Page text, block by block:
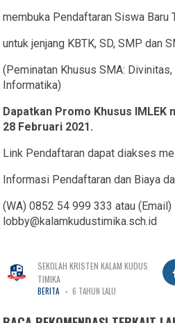
membuka Pendaftaran Siswa Baru
untuk jenjang KBTK, SD, SMP dan
(Peminatan Khusus SMA:
Informatika)
Dapatkan Promo Khusus IMLEK
28 Februari 2021.
Link Pendaftaran dapat diakses
Informasi Pendaftaran dan Biaya
(WA) 0852 54 999 333 atau (Email)
lobby@kalamkudustimika.sch.id
SEKOLAH KRISTEN KALAM KUDUS
TIMIKA
BERITA - 6 TAHUN LALU